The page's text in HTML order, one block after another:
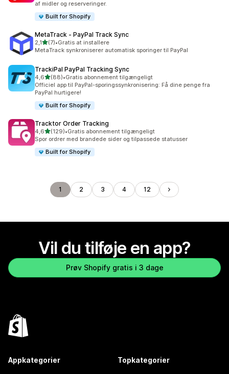
af midler og reserveringer.
Built for Shopify
MetaTrack ‑ PayPal Track Sync
2,1ud af 5 stjerner
(7)
7 anmeldelser i alt
•Gratis at installere
MetaTrack synkroniserer automatisk sporinger til PayPal
TrackiPal PayPal Tracking Sync
4,6ud af 5 stjerner
(88)
88 anmeldelser i alt
•Gratis abonnement tilgængeligt
Officiel app til PayPal-sporingssynkronisering: Få dine penge fra
PayPal hurtigere!
Built for Shopify
Tracktor Order Tracking
4,6ud af 5 stjerner
(129)
129 anmeldelser i alt
•Gratis abonnement tilgængeligt
Spor ordrer med brandede sider og tilpassede statusser
Built for Shopify
1 2 3 4 12
Vil du tilføje en app?
Prøv Shopify gratis i 3 dage
Appkategorier Topkategorier